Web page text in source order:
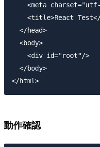
<meta
<title>React
  </head>
  <body>
    <div id="root"/>
  </body>
動作確認